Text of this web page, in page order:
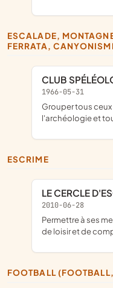
ESCALADE, MONTAGNE (ESCALADE, SPÉLÉOLOGIE, VIA
FERRATA,
CLUB
1966-05-31
grouper tous ceux qui veulent pratiquer la spéléologie,
l'archéologie et
ESCRIME
LE CERCLE
2010-06-28
permettre à ses membres la pratique de l'escrime en tant que sport
de loisir et de
FOOTBALL